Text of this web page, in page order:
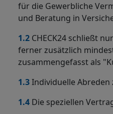
für die Gewerbliche
und Beratung in
1.2 CHECK24 schließt
ferner zusätzlich
zusammengefasst als
1.3Individuelle Abreden
1.4 Die speziellen